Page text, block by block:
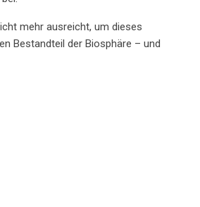
mehr ausreicht, um dieses
Bestandteil der Biosphäre – und